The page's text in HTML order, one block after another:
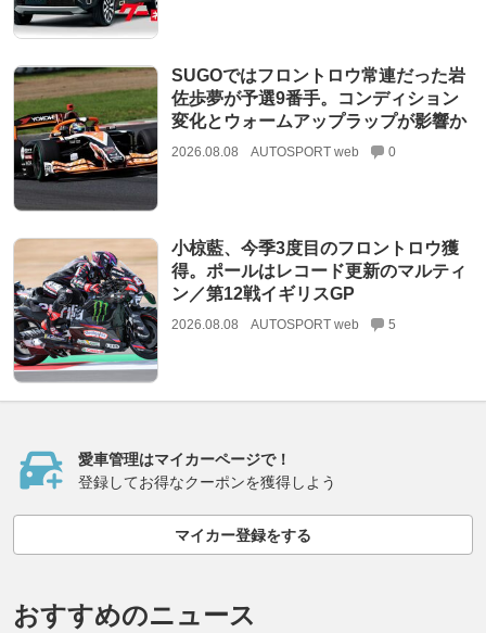
SUGOではフロントロウ常連だった岩
佐歩夢が予選9番手。コンディション
変化とウォームアップラップが影響か
2026.08.08 AUTOSPORT web 0
小椋藍、今季3度目のフロントロウ獲
得。ポールはレコード更新のマルティ
ン／第12戦イギリスGP
2026.08.08 AUTOSPORT web 5
愛車管理はマイカーページで！
登録してお得なクーポンを獲得しよう
マイカー登録をする
おすすめのニュース